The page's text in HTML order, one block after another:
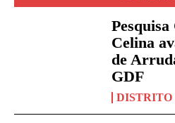
Celina
de
GDF